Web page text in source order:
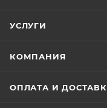
УСЛУГИ
КОМПАНИЯ
ОПЛАТА И